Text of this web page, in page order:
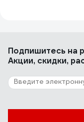
Подпишитесь на
Акции, скидки,